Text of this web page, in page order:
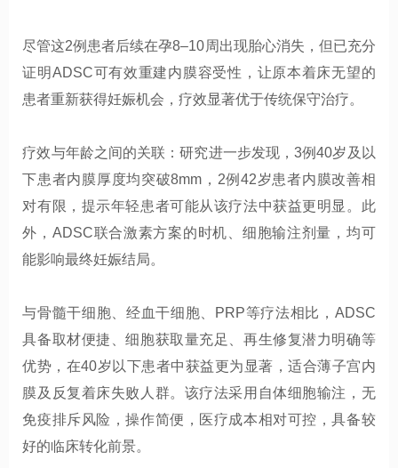
尽管这2例患者后续在孕8–10周出现胎心消失，但已充分
证明ADSC可有效重建内膜容受性，让原本着床无望的
患者重新获得妊娠机会，疗效显著优于传统保守治疗。
疗效与年龄之间的关联：研究进一步发现，3例40岁及以
下患者内膜厚度均突破8mm，2例42岁患者内膜改善相
对有限，提示年轻患者可能从该疗法中获益更明显。此
外，ADSC联合激素方案的时机、细胞输注剂量，均可
能影响最终妊娠结局。
与骨髓干细胞、经血干细胞、PRP等疗法相比，ADSC
具备取材便捷、细胞获取量充足、再生修复潜力明确等
优势，在40岁以下患者中获益更为显著，适合薄子宫内
膜及反复着床失败人群。该疗法采用自体细胞输注，无
免疫排斥风险，操作简便，医疗成本相对可控，具备较
好的临床转化前景。